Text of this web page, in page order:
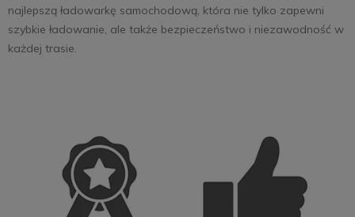
najlepszą ładowarkę samochodową, która nie tylko zapewni
szybkie ładowanie, ale także bezpieczeństwo i niezawodność w
każdej trasie.